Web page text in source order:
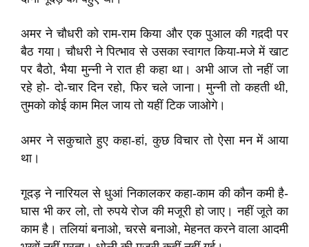
अमर ने चौधरी को राम-राम किया और एक पुआल की गद़दी पर
बैठ गया। चौधरी ने पित्भाव से उसका स्वागत किया-मजे में खाट
पर बैठो, भैया मुन्नी ने रात ही कहा था। अभी आज तो नहीं जा
रहे हो- दो-चार दिन रहो, फिर चले जाना। मुन्नी तो कहती थी,
तुमको कोई काम मिल जाय तो यहीं टिक जाओगे।
अमर ने सकुचाते हुए कहा-हां, कुछ विचार तो ऐसा मन में आया
था।
गूदड़ ने नारियल से धुआं निकालकर कहा-काम की कौन कमी है-
घास भी कर लो, तो रुपये रोज की मजूरी हो जाए। नहीं जूते का
काम है। तलियां बनाओ, चरसे बनाओ, मेहनत करने वाला आदमी